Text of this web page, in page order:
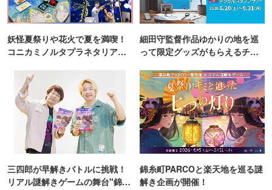
妖怪夏祭りや花火で夏を満喫！
コニカミノルタプラネタリア
細田守監督作品ゆかりの地を巡
って限定グッズがもらえるチャ
三四郎が早解きバトルに挑戦！
リアル謎解きゲームの舞台"錦糸
錦糸町PARCOと楽天地を巡る謎
解き企画が開催！